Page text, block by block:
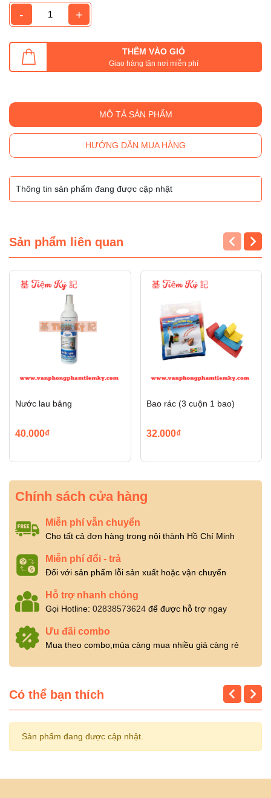
- +
THÊM VÀO GIỎ
Giao hàng tận nơi miễn phí
MÔ TẢ SẢN PHẨM
HƯỚNG DẪN MUA HÀNG
Thông tin sản phẩm đang được cập nhật
Sản phẩm liên quan
Nước lau bảng
40.000₫
Bao rác (3 cuộn 1 bao)
32.000₫
Chính sách cửa hàng
Miễn phí vẫn chuyển
Cho tất cả đơn hàng trong nội thành Hồ Chí Minh
Miễn phí đổi - trả
Đối với sản phẩm lỗi sản xuất hoặc vận chuyển
Hỗ trợ nhanh chóng
Gọi Hotline: 02838573624 để được hỗ trợ ngay
Ưu đãi combo
Mua theo combo,mùa càng mua nhiều giá càng rẻ
Có thể bạn thích
Sản phẩm đang được cập nhật.